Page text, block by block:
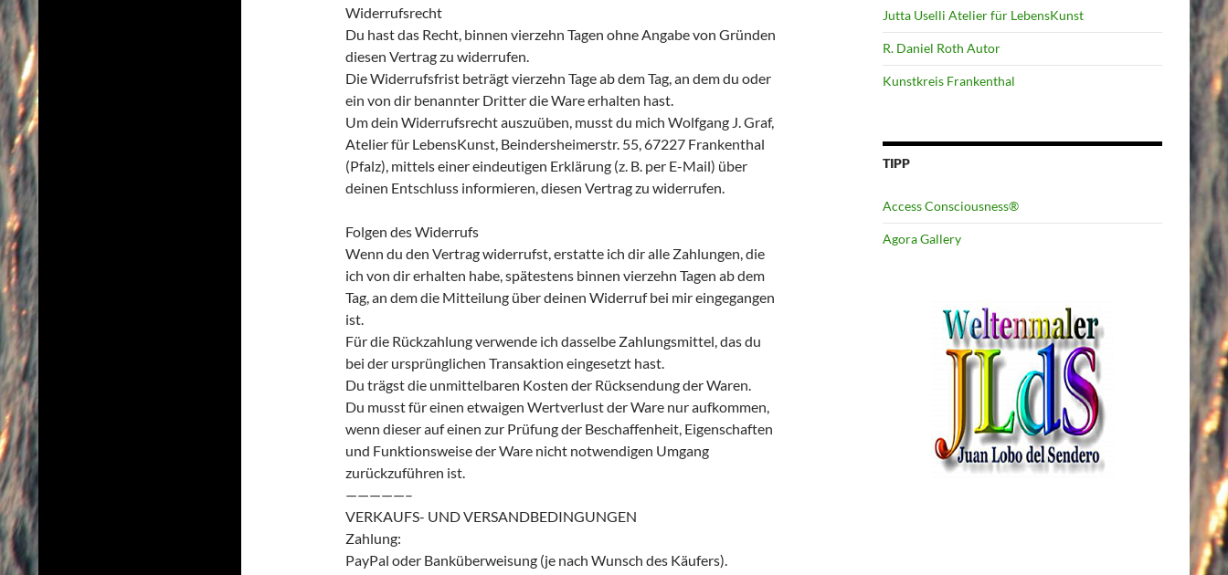
Widerrufsrecht
Du hast das Recht, binnen vierzehn Tagen ohne Angabe von Gründen
diesen Vertrag zu widerrufen.
Die Widerrufsfrist beträgt vierzehn Tage ab dem Tag, an dem du oder
ein von dir benannter Dritter die Ware erhalten hast.
Um dein Widerrufsrecht auszuüben, musst du mich Wolfgang J. Graf,
Atelier für LebensKunst, Beindersheimerstr. 55, 67227 Frankenthal
(Pfalz), mittels einer eindeutigen Erklärung (z. B. per E-Mail) über
deinen Entschluss informieren, diesen Vertrag zu widerrufen.
Folgen des Widerrufs
Wenn du den Vertrag widerrufst, erstatte ich dir alle Zahlungen, die
ich von dir erhalten habe, spätestens binnen vierzehn Tagen ab dem
Tag, an dem die Mitteilung über deinen Widerruf bei mir eingegangen
ist.
Für die Rückzahlung verwende ich dasselbe Zahlungsmittel, das du
bei der ursprünglichen Transaktion eingesetzt hast.
Du trägst die unmittelbaren Kosten der Rücksendung der Waren.
Du musst für einen etwaigen Wertverlust der Ware nur aufkommen,
wenn dieser auf einen zur Prüfung der Beschaffenheit, Eigenschaften
und Funktionsweise der Ware nicht notwendigen Umgang
zurückzuführen ist.
—————–
VERKAUFS- UND VERSANDBEDINGUNGEN
Zahlung:
PayPal oder Banküberweisung (je nach Wunsch des Käufers).
Jutta Uselli Atelier für LebensKunst
R. Daniel Roth Autor
Kunstkreis Frankenthal
TIPP
Access Consciousness®
Agora Gallery